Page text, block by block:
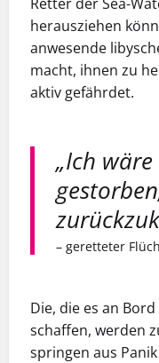
herausziehen
anwesende
macht, ihnen zu
aktiv gefährdet.
„Ich
zurückz
– geretteter
Die, die es an
schaffen, werden
springen aus